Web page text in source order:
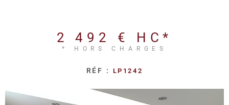
2 492 € HC*
* HORS CHARGES
RÉF : LP1242